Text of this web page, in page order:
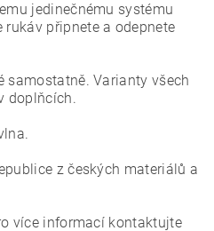
jedinečnému systému
rukáv připnete a odepnete
samostatně. Varianty všech
doplňcích.
z českých materiálů a
více informací kontaktujte